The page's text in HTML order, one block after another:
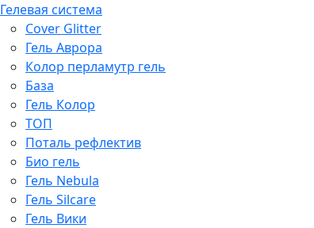
Гелевая система
Cover Glitter
Гель Аврора
Колор перламутр гель
База
Гель Колор
ТОП
Поталь рефлектив
Био гель
Гель Nebula
Гель Silcare
Гель Вики